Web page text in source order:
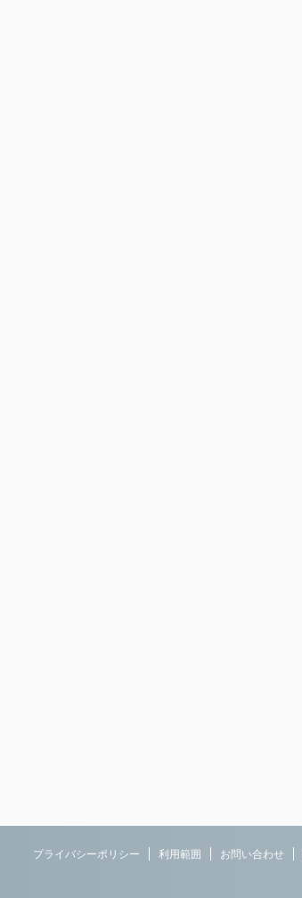
プライバシーポリシー 利用範囲 お問い合わせ